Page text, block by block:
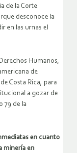
de la Corte
desconoce la
en las urnas el
Humanos,
de
Costa Rica, para
a gozar de
79 de la
en cuanto
minería en